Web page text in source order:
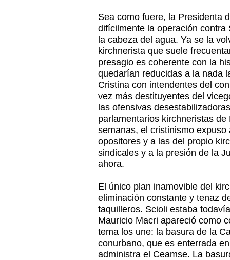
Sea como fuere, la Presidenta
difícilmente la operación
la cabeza del agua. Ya se la
kirchnerista que suele
presagio es coherente con la
quedarían reducidas a la nada
Cristina con intendentes del
vez más destituyentes del
las ofensivas
parlamentarios kirchneristas
semanas, el cristinismo
opositores y a las del propio
sindicales y a la presión de la
ahora.
El único plan inamovible del
eliminación constante y tenaz
taquilleros. Scioli estaba
Mauricio Macri apareció como
tema los une: la basura de la
conurbano, que es enterrada
administra el Ceamse. La